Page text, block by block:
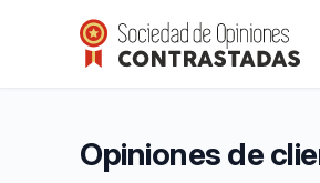
CITY-LOCKER Niza
Calificación global: 9,9 de 10
9,9/10(1 027 opiniones)
Opiniones de